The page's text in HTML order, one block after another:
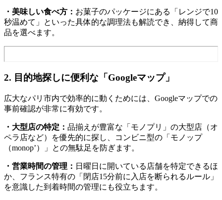
・美味しい食べ方： お菓子のパッケージにある「レンジで10
秒温めて」といった具体的な調理法も解読でき、納得して商
品を選べます。
2. 目的地探しに便利な「Googleマップ」
広大なパリ市内で効率的に動くためには、Googleマップでの
事前確認が非常に有効です。
・大型店の特定： 品揃えが豊富な「モノプリ」の大型店（オ
ペラ店など）を優先的に探し、コンビニ型の「モノップ
（monop’）」との無駄足を防ぎます。
・営業時間の管理： 日曜日に開いている店舗を特定できるほ
か、フランス特有の「閉店15分前に入店を断られるルール」
を意識した到着時間の管理にも役立ちます。